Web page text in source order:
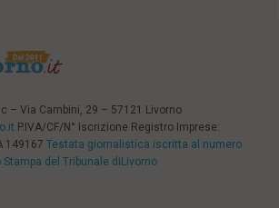
– Via Cambini, 29 – 57121 Livorno
P.IVA/CF/N° Iscrizione Registro Imprese:
149167 Testata giornalistica iscritta al numero
del Tribunale diLivorno